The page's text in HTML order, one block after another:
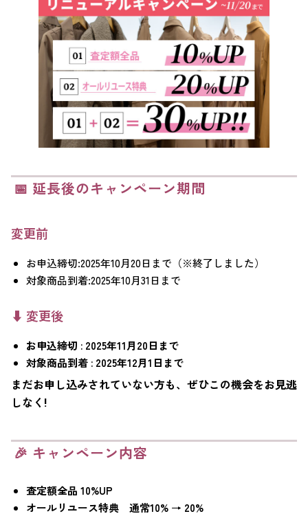
📅 延長後のキャンペーン期間
変更前
お申込締切:2025年10月20日まで（※終了しました）
対象商品到着:2025年10月31日まで
⬇️ 変更後
お申込締切 : 2025年11月20日まで
対象商品到着 : 2025年12月1日まで
まだお申し込みされていない方も、ぜひこの機会をお見逃
しなく!
🎉 キャンペーン内容
査定額全品 10%UP
オールリユース特典 通常10% → 20%